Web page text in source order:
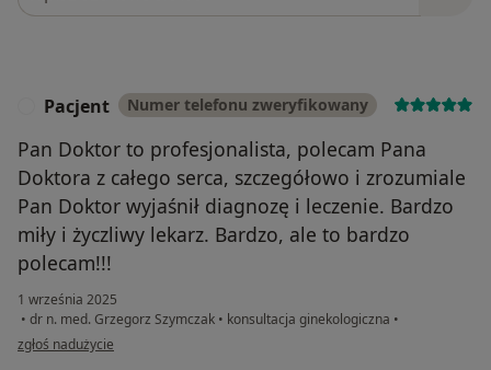
Pacjent Numer telefonu zweryfikowany
Pan Doktor to profesjonalista, polecam Pana
Doktora z całego serca, szczegółowo i zrozumiale
Pan Doktor wyjaśnił diagnozę i leczenie. Bardzo
miły i życzliwy lekarz. Bardzo, ale to bardzo
polecam!!!
1 września 2025
• dr n. med. Grzegorz Szymczak • konsultacja ginekologiczna •
w opinii użytkownika Pacjent
zgłoś nadużycie